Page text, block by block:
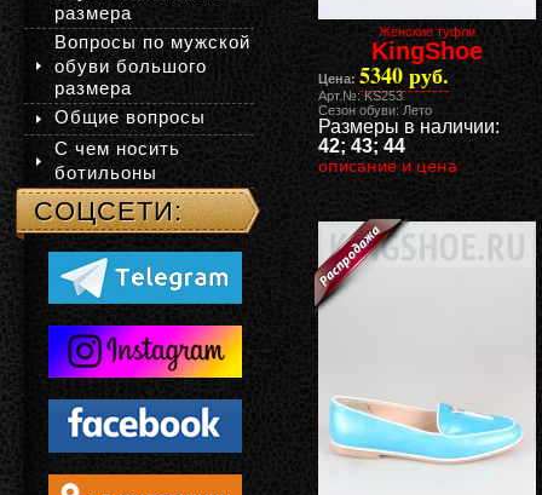
Женские туфли
KingShoe
Цена: 5340 руб.
Арт.№: KS253
Сезон обуви: Лето
Размеры в наличии:
42; 43; 44
описание и цена
размера
Вопросы по мужской
обуви большого
размера
Общие вопросы
С чем носить
ботильоны
СОЦСЕТИ: